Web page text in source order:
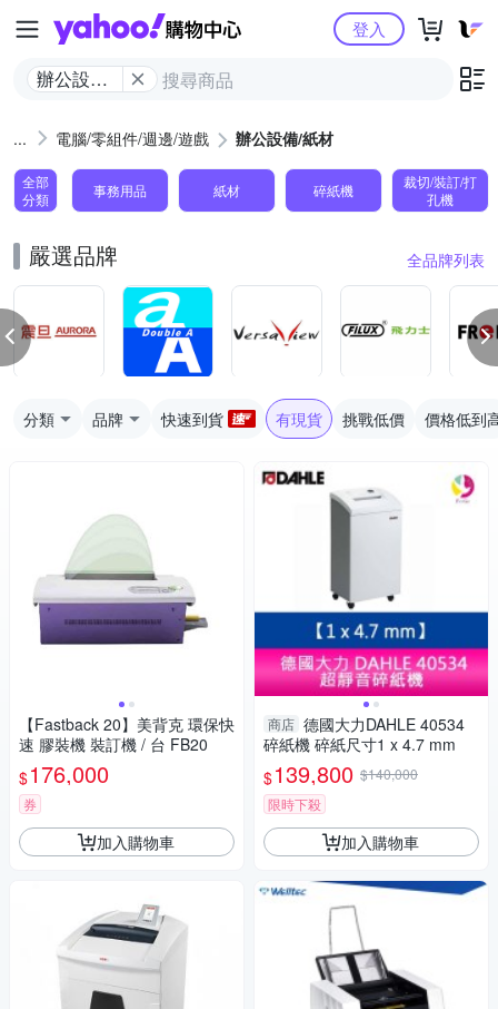
Yahoo購物中心
辦公設備/
登入
電腦/零組件/週邊/遊戲 辦公設備/紙材
全部
分類
事務用品 紙材 碎紙機
裁切/裝訂/打
孔機
嚴選品牌 全品牌列表
分類 品牌 快速到貨 有現貨 挑戰低價 價格低到
【Fastback 20】美背克 環保快
速 膠裝機 裝訂機 / 台 FB20
$176,000
券
加入購物車
商店 德國大力DAHLE 40534
碎紙機 碎紙尺寸1 x 4.7 mm
$139,800 $140,000
限時下殺
加入購物車